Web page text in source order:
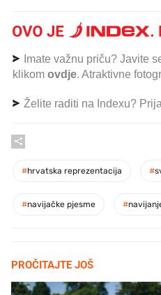
Imate važnu priču? Javite
klikom ovdje. Atraktivne
Želite raditi na Indexu?
#hrvatska reprezentacija #
#navijačke pjesme #
PROČITAJTE JOŠ